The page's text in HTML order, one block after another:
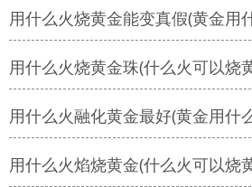
用什么火烧黄金能变真假(黄金用
用什么火烧黄金珠(什么火可以烧
用什么火融化黄金最好(黄金用什
用什么火焰烧黄金(什么火可以烧